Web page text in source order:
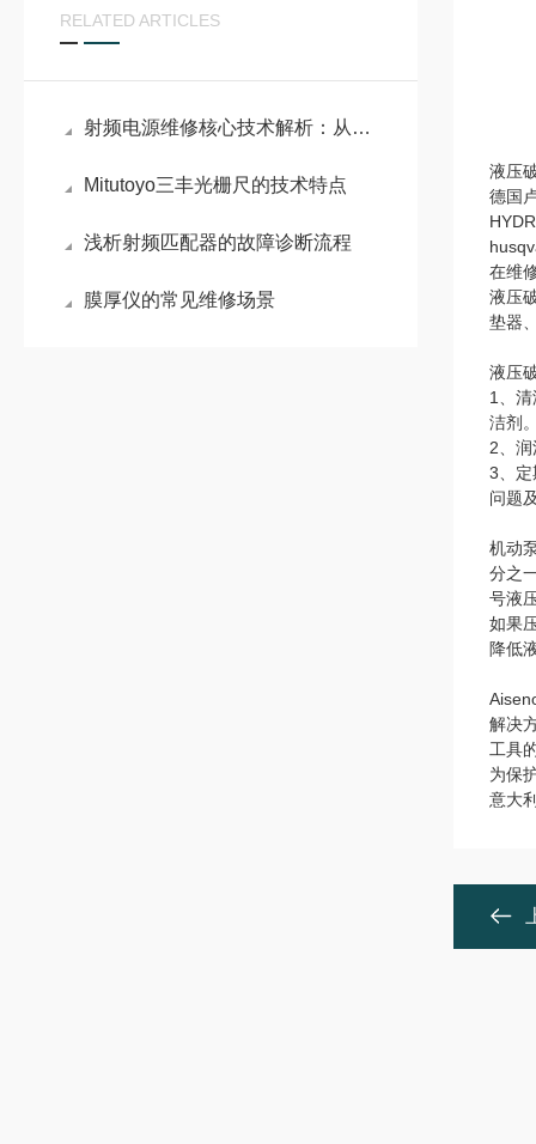
RELATED ARTICLES
射频电源维修核心技术解析：从电弧防护到精准阻抗匹配
Mitutoyo三丰光栅尺的技术特点
浅析射频匹配器的故障诊断流程
膜厚仪的常见维修场景
液压
德国
在维
液压
垫器
液压
1、
洁剂
2、
3、定
问题
机动
分之
号液
如果
降低
解决
工具
为保
意大